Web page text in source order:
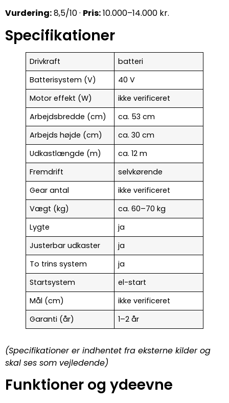
Vurdering:8,5/10 · Pris:10.000–14.000 kr.
Specifikationer
Drivkraft
batteri
Batterisystem (V)
40 V
Motor effekt (W)
ikke verificeret
Arbejdsbredde (cm)
ca. 53 cm
Arbejds højde (cm)
ca. 30 cm
Udkastlængde (m)
ca. 12 m
Fremdrift
selvkørende
Gear antal
ikke verificeret
Vægt (kg)
ca. 60–70 kg
Lygte
ja
Justerbar udkaster
ja
To trins system
ja
Startsystem
el-start
Mål (cm)
ikke verificeret
Garanti (år)
1–2 år
(Specifikationer er indhentet fra eksterne kilder og
skal ses som vejledende)
Funktioner og ydeevne